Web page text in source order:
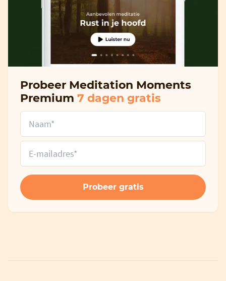
Probeer Meditation Moments
Premium 7 dagen gratis